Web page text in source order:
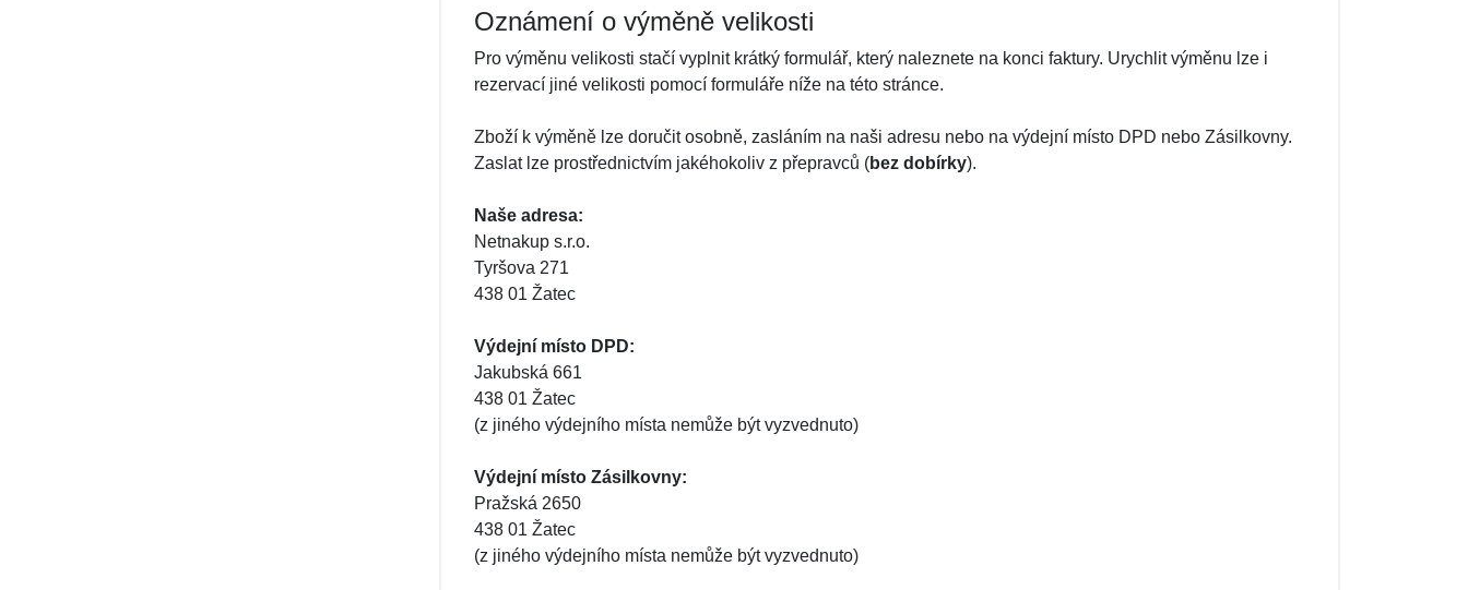
Oznámení o výměně velikosti
Pro výměnu velikosti stačí vyplnit krátký formulář, který naleznete na konci faktury. Urychlit výměnu lze i
rezervací jiné velikosti pomocí formuláře níže na této stránce.
Zboží k výměně lze doručit osobně, zasláním na naši adresu nebo na výdejní místo DPD nebo Zásilkovny.
Zaslat lze prostřednictvím jakéhokoliv z přepravců (bez dobírky).
Naše adresa:
Netnakup s.r.o.
Tyršova 271
438 01 Žatec
Výdejní místo DPD:
Jakubská 661
438 01 Žatec
(z jiného výdejního místa nemůže být vyzvednuto)
Výdejní místo Zásilkovny:
Pražská 2650
438 01 Žatec
(z jiného výdejního místa nemůže být vyzvednuto)